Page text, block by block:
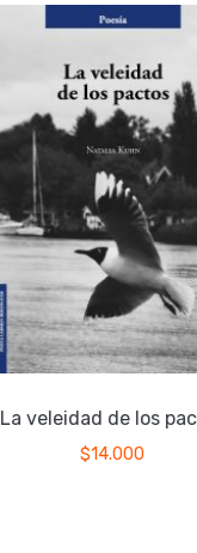
La veleidad de los
$14.000